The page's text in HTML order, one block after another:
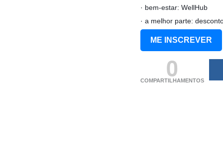
· bem-estar: WellHub
· a melhor parte:
ME INSCREVER
0
COMPARTILHAMENTOS